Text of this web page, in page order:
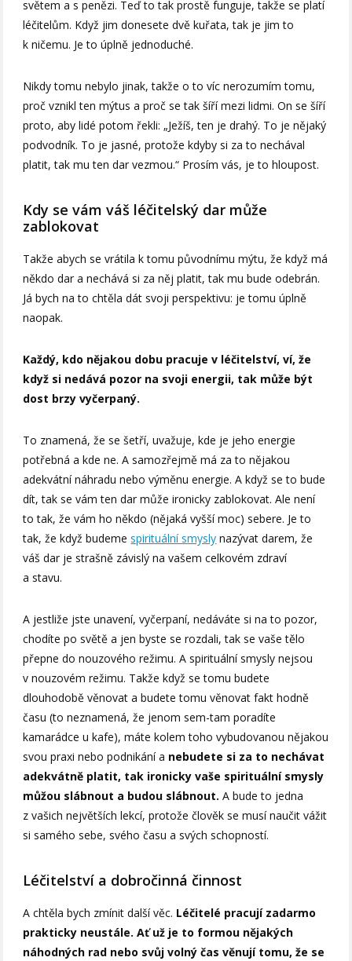
světem a s penězi. Teď to tak prostě funguje, takže se platí
léčitelům. Když jim donesete dvě kuřata, tak je jim to
k ničemu. Je to úplně jednoduché.
Nikdy tomu nebylo jinak, takže o to víc nerozumím tomu,
proč vznikl ten mýtus a proč se tak šíří mezi lidmi. On se šíří
proto, aby lidé potom řekli: „Ježíš, ten je drahý. To je nějaký
podvodník. To je jasné, protože kdyby si za to nechával
platit, tak mu ten dar vezmou.“ Prosím vás, je to hloupost.
Kdy se vám váš léčitelský dar může
zablokovat
Takže abych se vrátila k tomu původnímu mýtu, že když má
někdo dar a nechává si za něj platit, tak mu bude odebrán.
Já bych na to chtěla dát svoji perspektivu: je tomu úplně
naopak.
Každý, kdo nějakou dobu pracuje v léčitelství, ví, že
když si nedává pozor na svoji energii, tak může být
dost brzy vyčerpaný.
To znamená, že se šetří, uvažuje, kde je jeho energie
potřebná a kde ne. A samozřejmě má za to nějakou
adekvátní náhradu nebo výměnu energie. A když se to bude
dít, tak se vám ten dar může ironicky zablokovat. Ale není
to tak, že vám ho někdo (nějaká vyšší moc) sebere. Je to
tak, že když budeme spirituální smysly nazývat darem, že
váš dar je strašně závislý na vašem celkovém zdraví
a stavu.
A jestliže jste unavení, vyčerpaní, nedáváte si na to pozor,
chodíte po světě a jen byste se rozdali, tak se vaše tělo
přepne do nouzového režimu. A spirituální smysly nejsou
v nouzovém režimu. Takže když se tomu budete
dlouhodobě věnovat a budete tomu věnovat fakt hodně
času (to neznamená, že jenom sem-tam poradíte
kamarádce u kafe), máte kolem toho vybudovanou nějakou
svou praxi nebo podnikání a nebudete si za to nechávat
adekvátně platit, tak ironicky vaše spirituální smysly
můžou slábnout a budou slábnout. A bude to jedna
z vašich největších lekcí, protože člověk se musí naučit vážit
si samého sebe, svého času a svých schopností.
Léčitelství a dobročinná činnost
A chtěla bych zmínit další věc. Léčitelé pracují zadarmo
prakticky neustále. Ať už je to formou nějakých
náhodných rad nebo svůj volný čas věnují tomu, že se